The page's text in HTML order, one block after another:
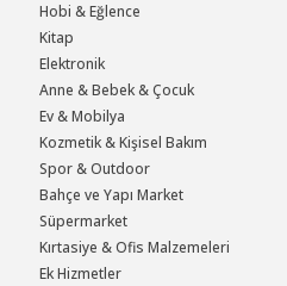
Hobi & Eğlence
Kitap
Elektronik
Anne & Bebek & Çocuk
Ev & Mobilya
Kozmetik & Kişisel Bakım
Spor & Outdoor
Bahçe ve Yapı Market
Süpermarket
Kırtasiye & Ofis Malzemeleri
Ek Hizmetler